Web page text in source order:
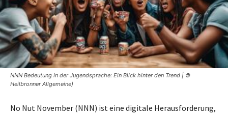
NNN Bedeutung in der Jugendsprache: Ein Blick hinter den Trend | ©
Heilbronner Allgemeine)
No Nut November (NNN) ist eine digitale Herausforderung,